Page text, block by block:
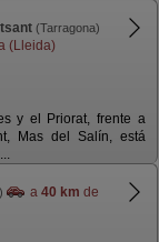
(Tarragona)
(Lleida)
y el Priorat, frente a
Mas del Salín, está
a 40 km de